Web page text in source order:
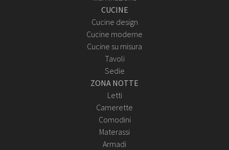
CUCINE
Cucine design
Cucine moderne
Cucine su misura
Tavoli
Sedie
ZONA NOTTE
Letti
Camerette
Comodini
Materassi
Armadi